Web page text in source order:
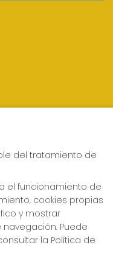
LAS PALMAS - Receptor
Gran Canaria
del tratamiento de
el funcionamiento de
cookies propias
y mostrar
Puede
la Política de